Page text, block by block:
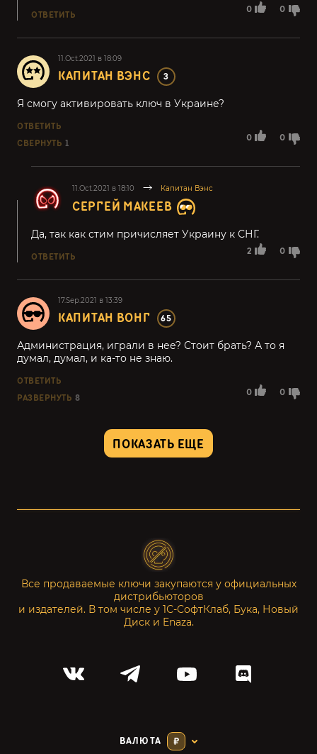
0 0
ОТВЕТИТЬ
11.Oct.2021 в 18:09
КАПИТАН ВЭНС 3
0 0
Я смогу активировать ключ в Украине?
ОТВЕТИТЬ
СВЕРНУТЬ 1
11.Oct.2021 в 18:10 Капитан Вэнс
СЕРГЕЙ МАКЕЕВ
2 0
Да, так как стим причисляет Украину к СНГ.
ОТВЕТИТЬ
17.Sep.2021 в 13:39
КАПИТАН ВОНГ 65
0 0
Администрация, играли в нее? Стоит брать? А то я
думал, думал, и ка-то не знаю.
ОТВЕТИТЬ
РАЗВЕРНУТЬ 8
ПОКАЗАТЬ ЕЩЕ
Все продаваемые ключи закупаются у официальных
дистрибьюторов
и издателей. В том числе у 1С-СофтКлаб, Бука, Новый
Диск и Enaza.
ВАЛЮТА ₽